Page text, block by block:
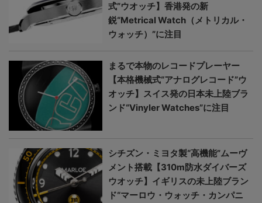
式”ウオッチ】香港発の新
鋭“Metrical Watch（メトリカル・
ウォッチ）”に注目
まるで本物のレコードプレーヤー
【本格機械式“アナログレコード”ウ
オッチ】スイス発の日本未上陸ブラ
ンド“Vinyler Watches”に注目
シチズン・ミヨタ製“高機能”ムーヴ
メント搭載【310m防水ダイバーズ
ウオッチ】イギリスの未上陸ブラン
ド“マーロウ・ウォッチ・カンパニ